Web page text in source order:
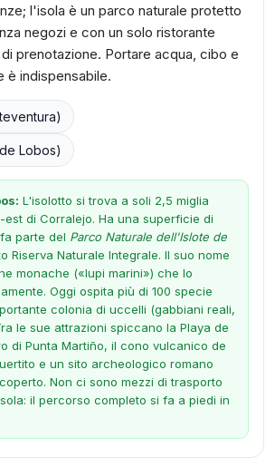
l'isola è un parco naturale protetto
negozi e con un solo ristorante
prenotazione. Portare acqua, cibo e
è indispensabile.
Lobos)
L'isolotto si trova a soli 2,5 miglia
di Corralejo. Ha una superficie di
parte del Parco Naturale dell'Islote de
Riserva Naturale Integrale. Il suo nome
monache («lupi marini») che lo
Oggi ospita più di 100 specie
colonia di uccelli (gabbiani reali,
le sue attrazioni spiccano la Playa de
di Punta Martiño, il cono vulcanico de
e un sito archeologico romano
Non ci sono mezzi di trasporto
il percorso completo si fa a piedi in